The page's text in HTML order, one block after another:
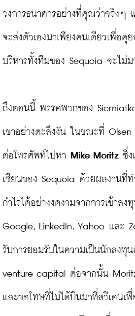
วงการธนาคารอย่างที่คุณว่าจริง
จะส่งตัวเองมาเพียงคนเดียวเพื่อคุ
บริหารทั้งทีมของ Sequoia จะไม่ม
ถึงตอนนี้ พรรคพวกของ
เขาอย่างตะลึงงัน ในขณะที่
ต่อโทรศัพท์ไปหา Mike Moritz ซึ่ง
เซียนของ Sequoia ด้วยผลงานที่ท
กำไรได้อย่างงดงามจากการเข้าลง
Google, LinkedIn, Yahoo และ
รับการยอมรับในความเป็นนักลงทุน
venture capital ต่อจากนั้น
และขอโทษที่ไม่ได้บินมาที่สวีเดนเ